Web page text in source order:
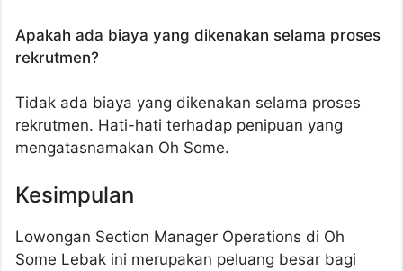
Apakah ada biaya yang dikenakan selama proses
rekrutmen?
Tidak ada biaya yang dikenakan selama proses
rekrutmen. Hati-hati terhadap penipuan yang
mengatasnamakan Oh Some.
Kesimpulan
Lowongan Section Manager Operations di Oh
Some Lebak ini merupakan peluang besar bagi